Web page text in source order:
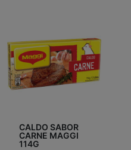
CALDO SABOR
CARNE MAGGI
114G